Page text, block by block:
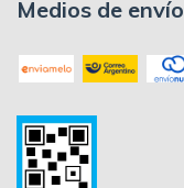
Medios de envío